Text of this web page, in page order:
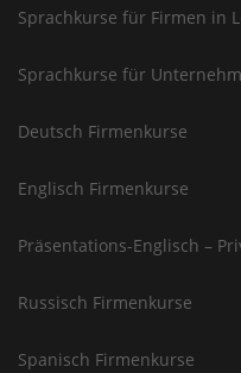
Sprachkurse für Firmen in
Sprachkurse für
Deutsch Firmenkurse
Englisch Firmenkurse
Präsentations-Englisch –
Russisch Firmenkurse
Spanisch Firmenkurse